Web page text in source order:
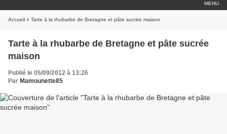
MENU
Accueil » Tarte à la rhubarbe de Bretagne et pâte sucrée maison
Tarte à la rhubarbe de Bretagne et pâte sucrée
maison
Publié le 05/09/2012 à 13:26
Par Mamounette85